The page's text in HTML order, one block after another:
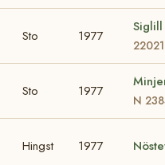
Sto 1977
22021
Sto 1977
N
Hingst 1977